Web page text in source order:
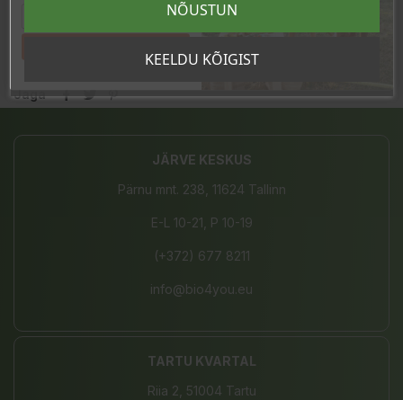
Jaga
JÄRVE KESKUS
Pärnu mnt. 238, 11624 Tallinn
E-L 10-21, P 10-19
(+372) 677 8211
info@bio4you.eu
TARTU KVARTAL
Riia 2, 51004 Tartu
KEELDU KÕIGIST
NÕUSTUN